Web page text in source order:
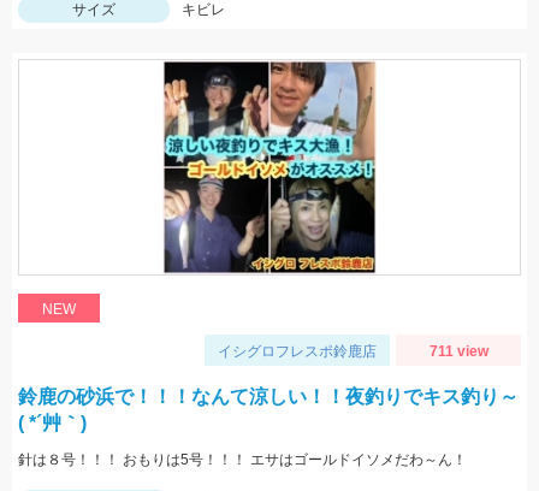
サイズ
キビレ
NEW
イシグロフレスポ鈴鹿店 711 view
鈴鹿の砂浜で！！！なんて涼しい！！夜釣りでキス釣り～
( *´艸｀)
針は８号！！！ おもりは5号！！！ エサはゴールドイソメだわ～ん！